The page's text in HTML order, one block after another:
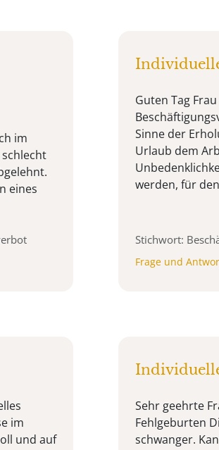
im
eines
Guten Tag
Sinne der
Urlaub dem
werden, für
Stichwort:
Frage und
im
und auf
Sehr geehrte
Fehlgeburten
schwanger.